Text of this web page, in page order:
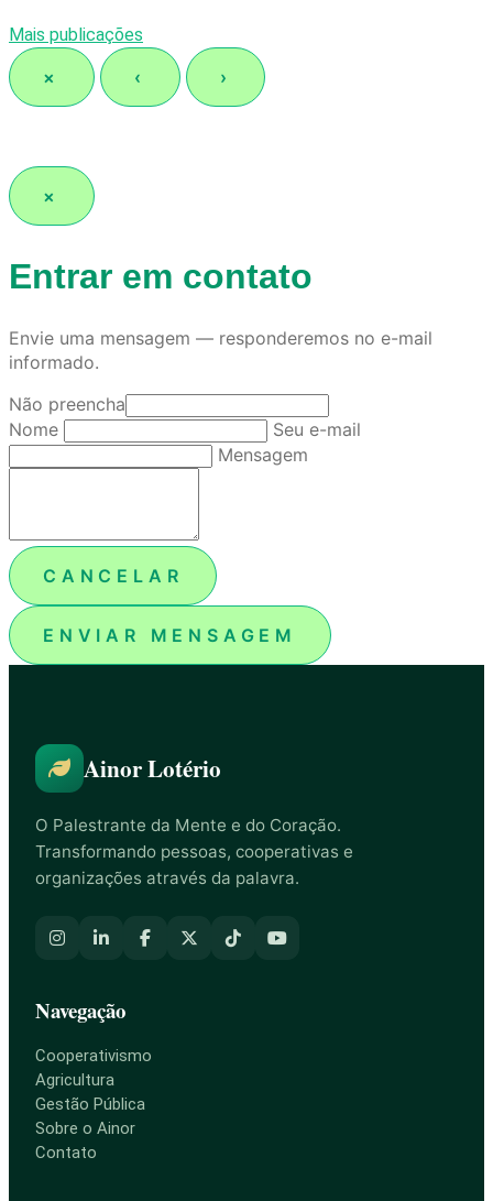
Mais publicações
× ‹ ›
×
Entrar em contato
Envie uma mensagem — responderemos no e-mail
informado.
Não preencha
Nome
Seu e-mail
Mensagem
CANCELAR
ENVIAR MENSAGEM
Ainor Lotério
O Palestrante da Mente e do Coração.
Transformando pessoas, cooperativas e
organizações através da palavra.
Navegação
Cooperativismo
Agricultura
Gestão Pública
Sobre o Ainor
Contato